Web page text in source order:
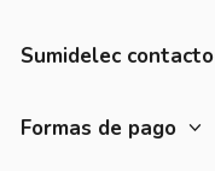
Sumidelec contacto
Formas de pago